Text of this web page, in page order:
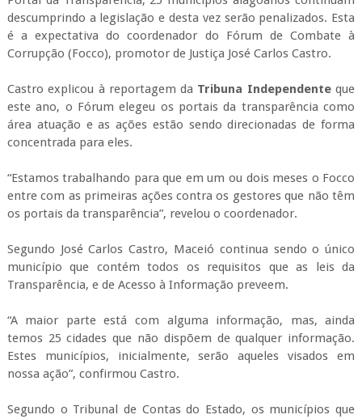
descumprindo a legislação e desta vez serão penalizados. Esta
é a expectativa do coordenador do Fórum de Combate à
Corrupção (Focco), promotor de Justiça José Carlos Castro.
Castro explicou à reportagem da Tribuna Independenteque
este ano, o Fórum elegeu os portais da transparência como
área atuação e as ações estão sendo direcionadas de forma
concentrada para eles.
“Estamos trabalhando para que em um ou dois meses o Focco
entre com as primeiras ações contra os gestores que não têm
os portais da transparência”, revelou o coordenador.
Segundo José Carlos Castro, Maceió continua sendo o único
município que contém todos os requisitos que as leis da
Transparência, e de Acesso à Informação preveem.
“A maior parte está com alguma informação, mas, ainda
temos 25 cidades que não dispõem de qualquer informação.
Estes municípios, inicialmente, serão aqueles visados em
nossa ação”, confirmou Castro.
Segundo o Tribunal de Contas do Estado, os municípios que